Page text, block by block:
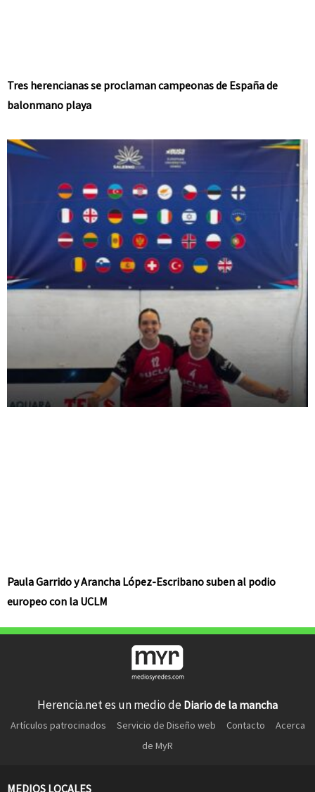
Tres herencianas se proclaman campeonas de España de
balonmano playa
Paula Garrido y Arancha López-Escribano suben al podio
europeo con la UCLM
Herencia.net es un medio de Diario de la mancha
Artículos patrocinados Servicio de Diseño web Contacto
Acerca
de MyR
MEDIOS LOCALES